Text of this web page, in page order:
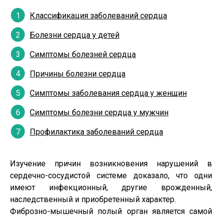
Классификация заболеваний сердца
Болезни сердца у детей
Симптомы болезней сердца
Причины болезни сердца
Симптомы заболевания сердца у женщин
Симптомы болезни сердца у мужчин
Профилактика заболеваний сердца
Изучение причин возникновения нарушений в
сердечно-сосудистой системе доказало, что одни
имеют инфекционный, другие врожденный,
наследственный и приобретенный характер.
Фиброзно-мышечный полый орган является самой